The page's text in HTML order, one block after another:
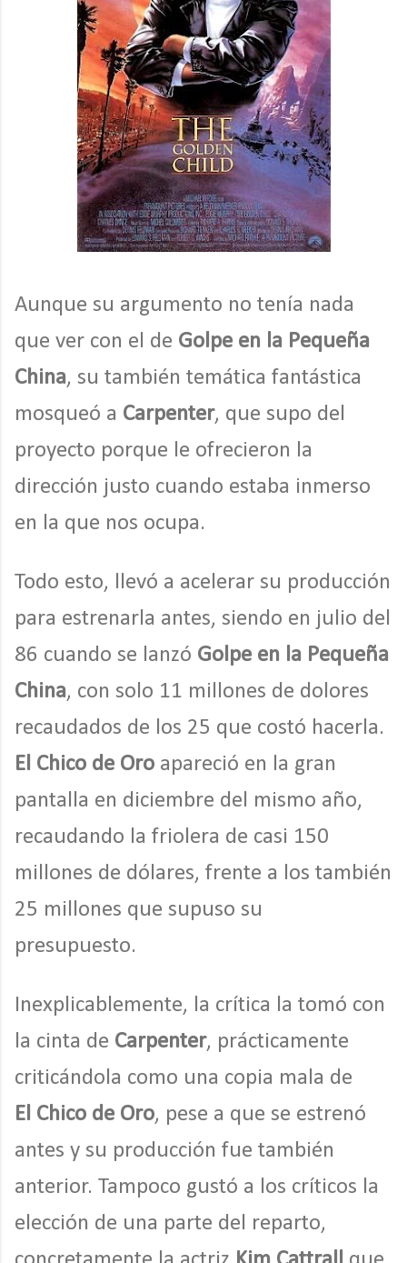
Aunque su argumento no tenía nada
que ver con el de Golpe en la Pequeña
China, su también temática fantástica
mosqueó a Carpenter, que supo del
proyecto porque le ofrecieron la
dirección justo cuando estaba inmerso
en la que nos ocupa.
Todo esto, llevó a acelerar su producción
para estrenarla antes, siendo en julio del
86 cuando se lanzó Golpe en la Pequeña
China, con solo 11 millones de dolores
recaudados de los 25 que costó hacerla.
El Chico de Oro apareció en la gran
pantalla en diciembre del mismo año,
recaudando la friolera de casi 150
millones de dólares, frente a los también
25 millones que supuso su
presupuesto.
Inexplicablemente, la crítica la tomó con
la cinta de Carpenter, prácticamente
criticándola como una copia mala de
El Chico de Oro, pese a que se estrenó
antes y su producción fue también
anterior. Tampoco gustó a los críticos la
elección de una parte del reparto,